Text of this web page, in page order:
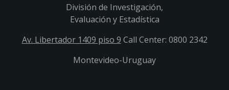
División de Investigación,
Evaluación y Estadística
Av. Libertador 1409 piso 9 Call Center: 0800 2342
Montevideo-Uruguay